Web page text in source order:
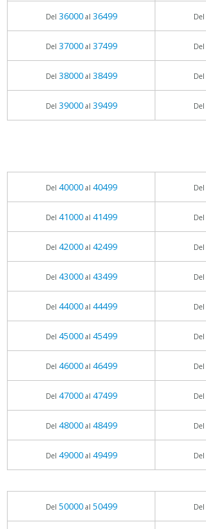
Del 36000al 36499 Del
Del 37000al 37499 Del
Del 38000al 38499 Del
Del 39000al 39499 Del
Del 40000al 40499 Del
Del 41000al 41499 Del
Del 42000al 42499 Del
Del 43000al 43499 Del
Del 44000al 44499 Del
Del 45000al 45499 Del
Del 46000al 46499 Del
Del 47000al 47499 Del
Del 48000al 48499 Del
Del 49000al 49499 Del
Del 50000al 50499 Del